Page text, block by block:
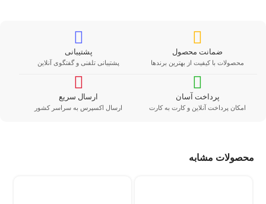
ضمانت محصول
محصولات با کیفیت از بهترین برندها
پشتیبانی
پشتیبانی تلفنی و گفتگوی آنلاین
پرداخت آسان
امکان پرداخت آنلاین و کارت به کارت
ارسال سریع
ارسال اکسپرس به سراسر کشور
محصولات مشابه